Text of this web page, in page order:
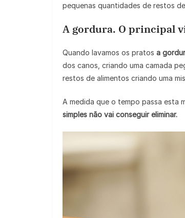
pequenas quantidades de restos
A gordura. O principal
Quando lavamos os pratos a
dos canos, criando uma camada
restos de alimentos criando uma
A medida que o tempo passa esta
simples não vai conseguir eliminar.